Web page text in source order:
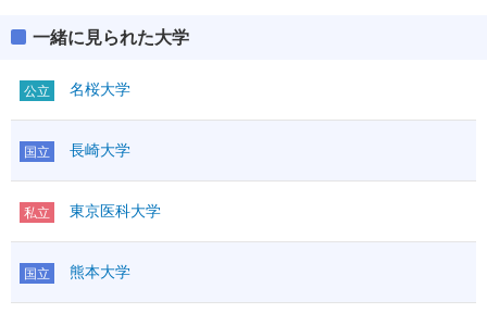
一緒に見られた大学
公立 名桜大学
国立 長崎大学
私立 東京医科大学
国立 熊本大学